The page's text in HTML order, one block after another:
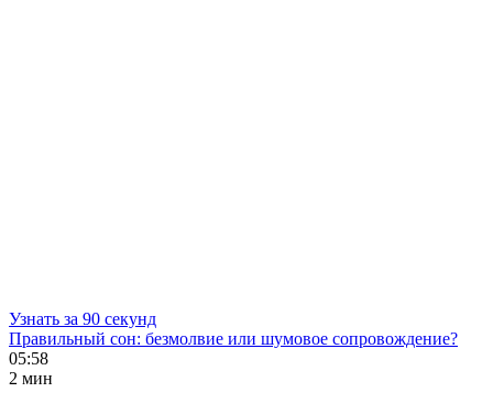
Узнать за 90 секунд
Правильный сон: безмолвие или шумовое сопровождение?
05:58
2 мин